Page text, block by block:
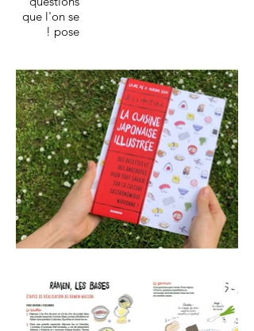
que l'on se
pose !